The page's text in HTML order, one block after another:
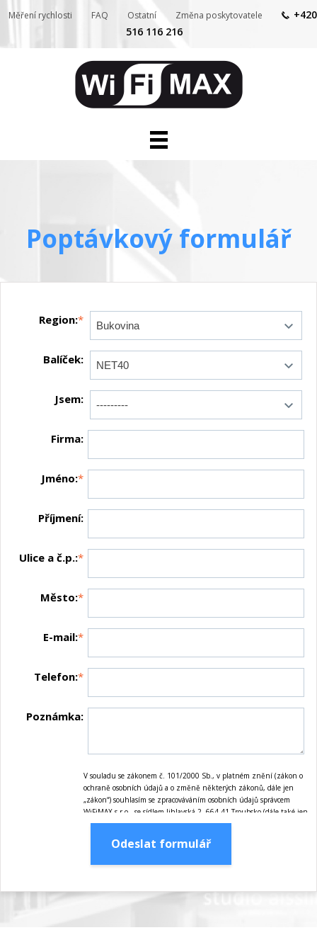
Měření rychlosti FAQ Ostatní Změna poskytovatele
+420
516 116 216
Internet pro domácnosti
Kontakty
IP kamery
Poptávkový formulář
Region:*
Balíček:
Jsem:
Firma:
Jméno:*
Příjmení:
Ulice a č.p.:*
Město:*
E-mail:*
Telefon:*
Poznámka:
V souladu se zákonem č. 101/2000 Sb., v platném znění (zákon o
ochraně osobních údajů a o změně některých zákonů, dále jen
„zákon“) souhlasím se zpracováváním osobních údajů správcem
WiFiMAX s.r.o., se sídlem Jihlavská 2, 664 41 Troubsko (dále také jen
„správce“) pro marketingové účely správce, tj. zejména nabízení
obchodních sdělení prostřednictvím elektronických prostředků dle
souhlas uděluji na dobu maximálně 10-ti let ode dne jeho udělení.
Odeslat formulář